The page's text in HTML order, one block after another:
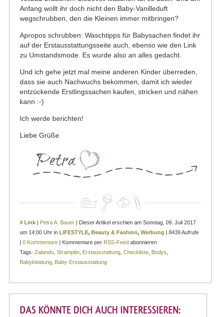
Anfang wollt ihr doch nicht den Baby-Vanilleduft
wegschrubben, den die Kleinen immer mitbringen?
Apropos schrubben: Waschtipps für Babysachen findet ihr
auf der Erstausstattungsseite auch, ebenso wie den Link
zu Umstandsmode. Es wurde also an alles gedacht.
Und ich gehe jetzt mal meine anderen Kinder überreden,
dass sie auch Nachwuchs bekommen, damit ich wieder
entzückende Erstlingssachen kaufen, stricken und nähen
kann :-)
Ich werde berichten!
Liebe Grüße
# Link | Petra A. Bauer | Dieser Artikel erschien am Sonntag, 09. Juli 2017
um 14:00 Uhr in LIFESTYLE, Beauty & Fashion, Werbung | 8439 Aufrufe
| 0 Kommentare | Kommentare per RSS-Feed abonnieren
Tags: Zalando Strampler, Erstausstattung Checkliste Bodys
Babykleidung Baby-Erstausstattung
DAS KÖNNTE DICH AUCH INTERESSIEREN: